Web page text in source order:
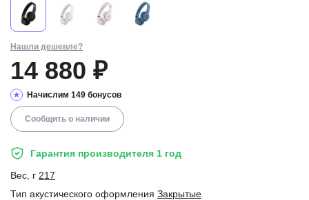
Гарантия производителя 1 год
Вес, г 217
Тип акустического оформления Закрытые
Нашли дешевле?
14 880 ₽
Начислим 149 бонусов
Сообщить о наличии